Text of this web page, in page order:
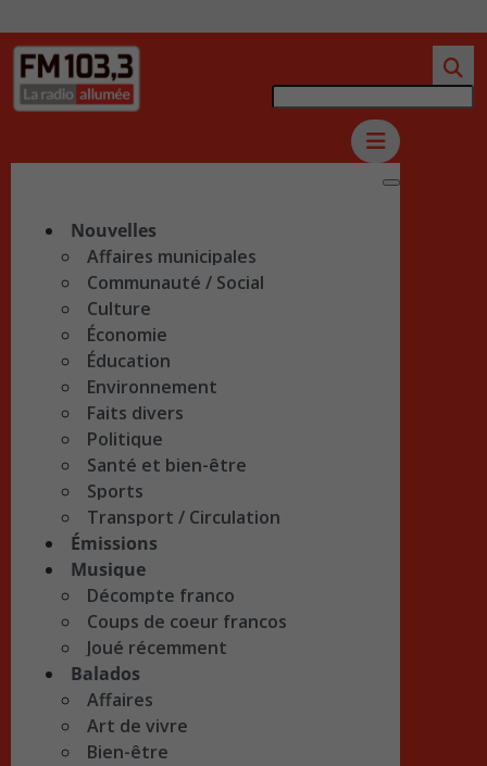
Nouvelles
Affaires municipales
Communauté / Social
Culture
Économie
Éducation
Environnement
Faits divers
Politique
Santé et bien-être
Sports
Transport / Circulation
Émissions
Musique
Décompte franco
Coups de coeur francos
Joué récemment
Balados
Affaires
Art de vivre
Bien-être